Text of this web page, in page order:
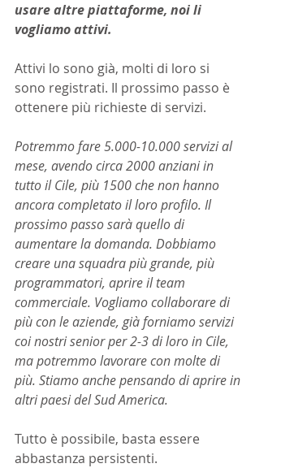
usare altre piattaforme, noi li
vogliamo attivi.
Attivi lo sono già, molti di loro si
sono registrati. Il prossimo passo è
ottenere più richieste di servizi.
Potremmo fare 5.000-10.000 servizi al
mese, avendo circa 2000 anziani in
tutto il Cile, più 1500 che non hanno
ancora completato il loro profilo. Il
prossimo passo sarà quello di
aumentare la domanda. Dobbiamo
creare una squadra più grande, più
programmatori, aprire il team
commerciale. Vogliamo collaborare di
più con le aziende, già forniamo servizi
coi nostri senior per 2-3 di loro in Cile,
ma potremmo lavorare con molte di
più. Stiamo anche pensando di aprire in
altri paesi del Sud America.
Tutto è possibile, basta essere
abbastanza persistenti.